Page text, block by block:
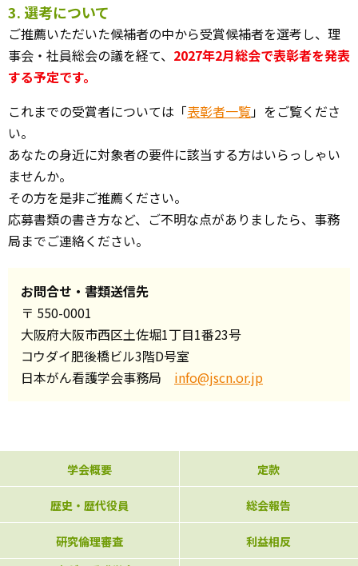
3. 選考について
ご推薦いただいた候補者の中から受賞候補者を選考し、理
事会・社員総会の議を経て、 2027年2月総会で表彰者を発表
する予定です。
これまでの受賞者については「表彰者一覧」をご覧くださ
い。
あなたの身近に対象者の要件に該当する方はいらっしゃい
ませんか。
その方を是非ご推薦ください。
応募書類の書き方など、ご不明な点がありましたら、事務
局までご連絡ください。
お問合せ・書類送信先
〒 550-0001
大阪府大阪市西区土佐堀1丁目1番23号
コウダイ肥後橋ビル3階D号室
日本がん看護学会事務局 info@jscn.or.jp
学会概要 定款
歴史・歴代役員 総会報告
研究倫理審査
利益相反